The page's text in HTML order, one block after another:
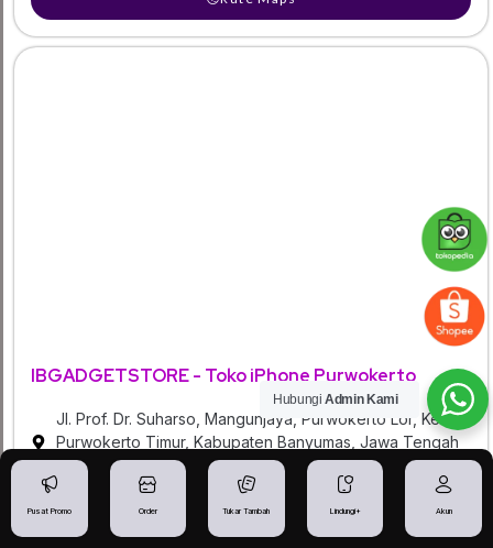
IBGADGETSTORE - Toko iPhone Purwokerto
Jl. Prof. Dr. Suharso, Mangunjaya, Purwokerto Lor, Kec.
Purwokerto Timur, Kabupaten Banyumas, Jawa Tengah
53114
Senin - Minggu 09:00 - 21:00
088215022844
Pusat Promo Order Tukar Tambah Lindungi+ Akun
Hubungi Admin Kami